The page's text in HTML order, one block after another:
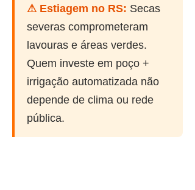
⚠ Estiagem no RS: Secas
severas comprometeram
lavouras e áreas verdes.
Quem investe em poço +
irrigação automatizada não
depende de clima ou rede
pública.